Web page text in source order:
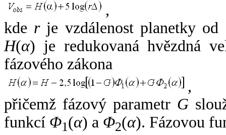
,
kde rje vzdálenost planetky od
H(α) je redukovaná hvězdná
fázového zákona
,
přičemž fázový parametr G
funkcí Φ1(α) a Φ2(α). Fázovou